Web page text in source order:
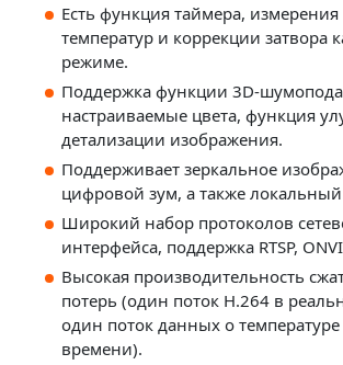
Есть функция таймера,
температур и коррекции затвора
режиме.
Поддержка функции 3D-
настраиваемые цвета, функция
детализации изображения.
Поддерживает зеркальное
цифровой зум, а также
Широкий набор протоколов
интерфейса, поддержка RTSP,
Высокая производительность
потерь (один поток H.264 в
один поток данных о
времени).